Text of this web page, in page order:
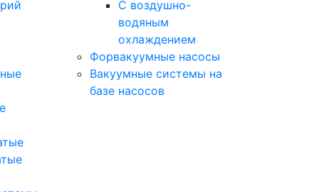
C воздушно-
водяным
охлаждением
Форвакуумные насосы
Вакуумные системы на
базе насосов